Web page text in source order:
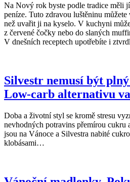
Na Nový rok byste podle tradice měli
peníze. Tuto zdravou luštěninu
než uvařit ji na kyselo. V kuchyni
z červené čočky nebo do slaných
V dnešních receptech upotřebíte i
Silvestr nemusí být
Low-carb alternativu
Doba a životní styl se kromě stresu
nevhodných potravins přemírou cukru
jsou na Vánoce a Silvestra nabité
klobásami…